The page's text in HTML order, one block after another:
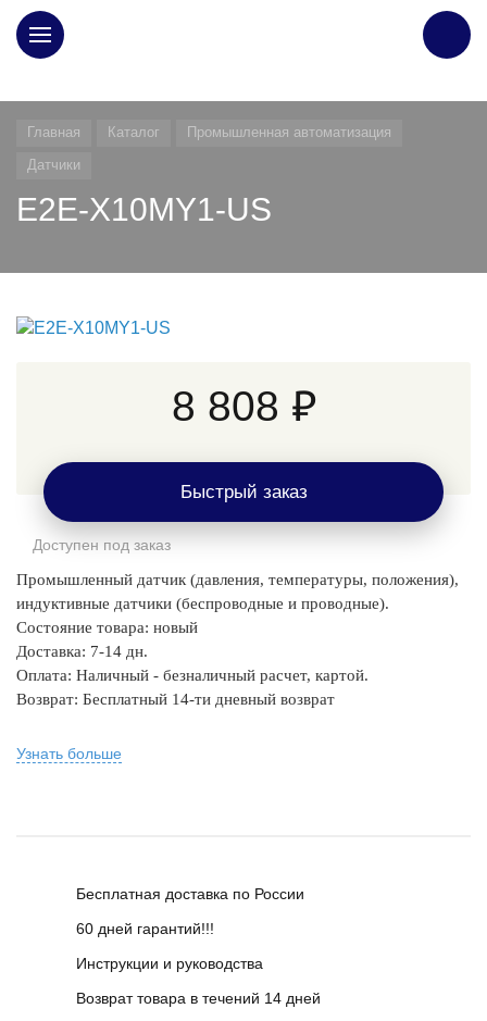
Главная Каталог
Промышленная автоматизация
Датчики
E2E-X10MY1-US
Доступен под заказ
Промышленный датчик (давления, температуры, положения),
индуктивные датчики (беспроводные и проводные).
Состояние товара: новый
Доставка: 7-14 дн.
Оплата: Наличный - безналичный расчет, картой.
Возврат: Бесплатный 14-ти дневный возврат
Узнать больше
8 808 ₽
Быстрый заказ
Бесплатная доставка по России
60 дней гарантий!!!
Инструкции и руководства
Возврат товара в течений 14 дней